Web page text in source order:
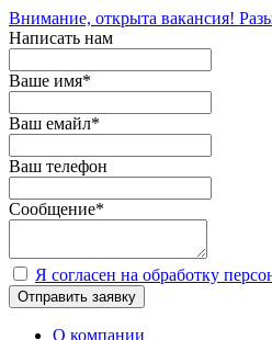
Внимание, открыта вакансия!
Написать нам
Ваше имя*
Ваш емайл*
Ваш телефон
Сообщение*
Я согласен на обработку
Отправить заявку
О компании